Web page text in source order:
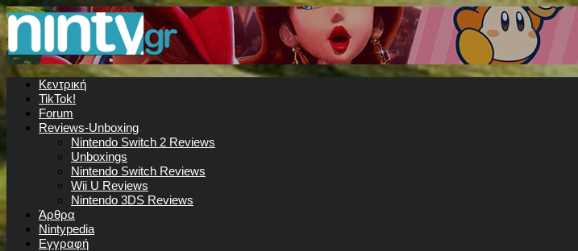
Κεντρική
TikTok!
Forum
Reviews-Unboxing
Nintendo Switch 2 Reviews
Unboxings
Nintendo Switch Reviews
Wii U Reviews
Nintendo 3DS Reviews
Άρθρα
Nintypedia
Εγγραφή